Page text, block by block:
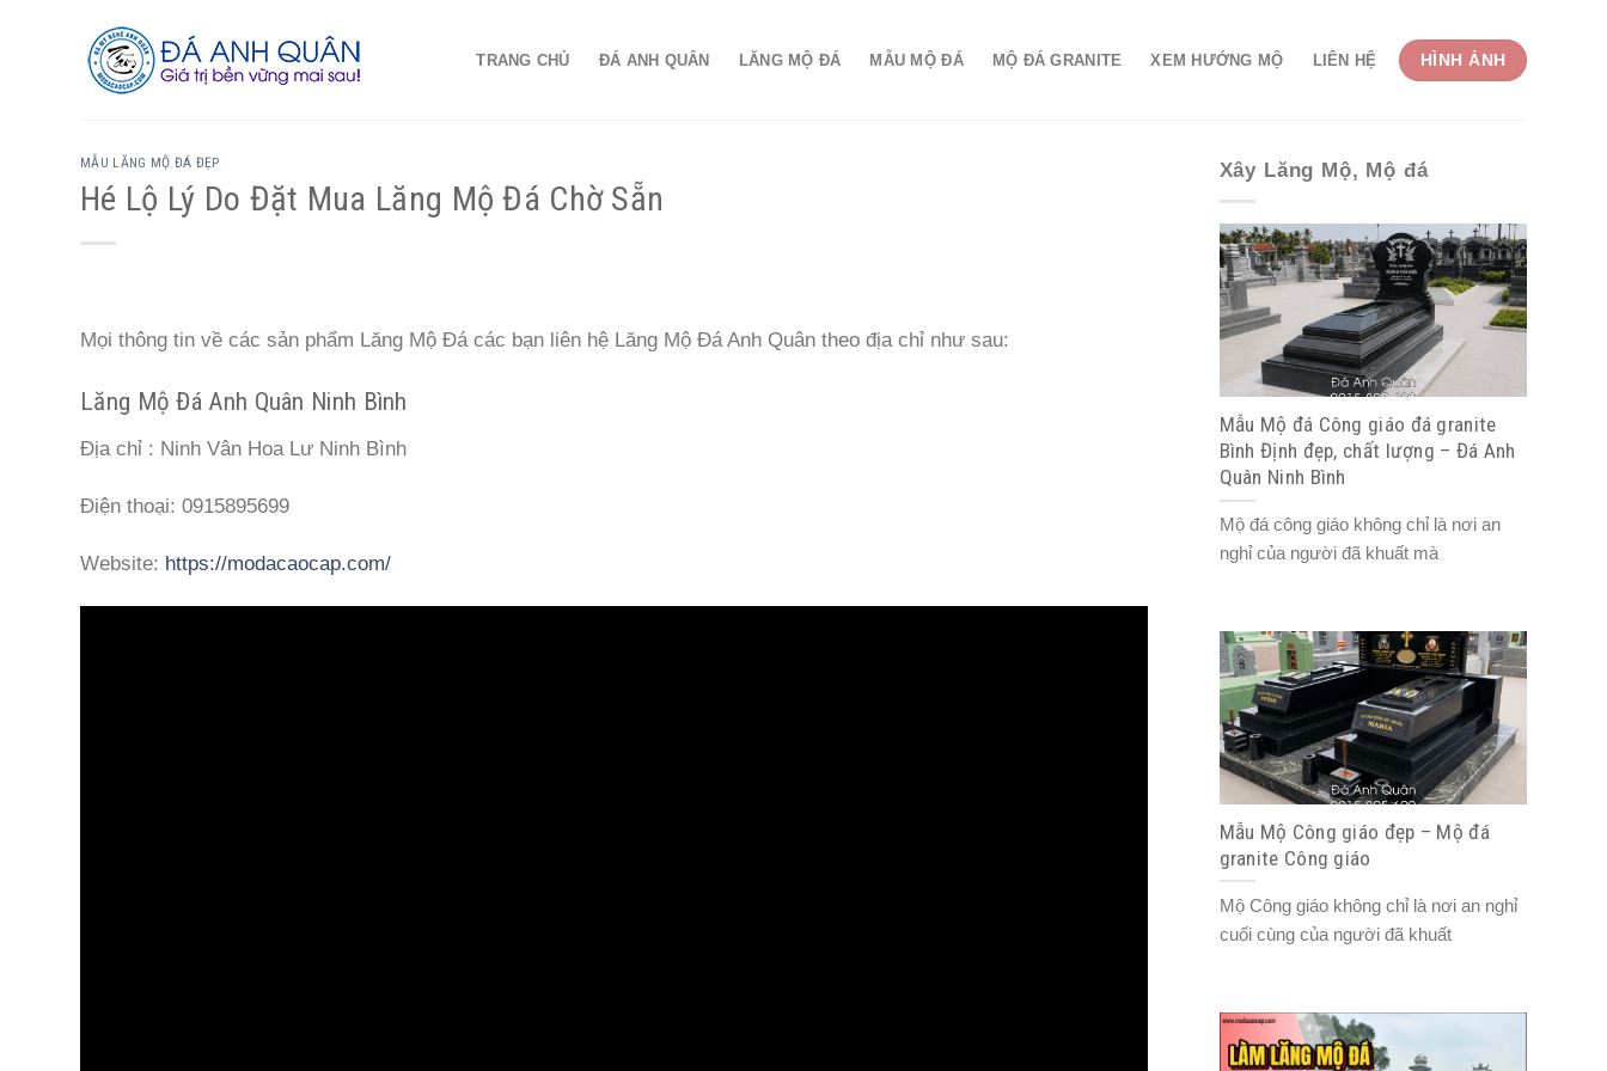
TRANG CHỦ ĐÁ ANH QUÂN LĂNG MỘ ĐÁ MẪU MỘ ĐÁ MỘ ĐÁ GRANITE XEM HƯỚNG MỘ LIÊN HỆ HÌNH ẢNH
MẪU LĂNG MỘ ĐÁ ĐẸP
Hé Lộ Lý Do Đặt Mua Lăng Mộ Đá Chờ Sẵn
Mọi thông tin về các sản phẩm Lăng Mộ Đá các bạn liên hệ Lăng Mộ Đá Anh Quân theo địa chỉ như sau:
Lăng Mộ Đá Anh Quân Ninh Bình
Địa chỉ : Ninh Vân Hoa Lư Ninh Bình
Điện thoại: 0915895699
Website: https://modacaocap.com/
Xây Lăng Mộ, Mộ đá
Mẫu Mộ đá Công giáo đá granite
Bình Định đẹp, chất lượng – Đá Anh
Quân Ninh Bình
Mộ đá công giáo không chỉ là nơi an
nghỉ của người đã khuất mà
Mẫu Mộ Công giáo đẹp – Mộ đá
granite Công giáo
Mộ Công giáo không chỉ là nơi an nghỉ
cuối cùng của người đã khuất